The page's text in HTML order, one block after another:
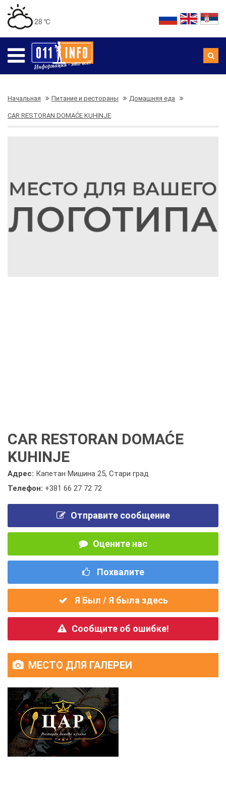
28 ℃
Начальная Питание и рестораны Домашняя еда
CAR RESTORAN DOMAĆE KUHINJE
CAR RESTORAN DOMAĆE
KUHINJE
Адрес: Капетан Мишина 25, Стари град
Телефон: +381 66 27 72 72
Отправите сообщение
Оцените нас
Похвалите
Я Был / Я была здесь
Сообщите об ошибке!
МЕСТО ДЛЯ ГАЛЕРЕИ